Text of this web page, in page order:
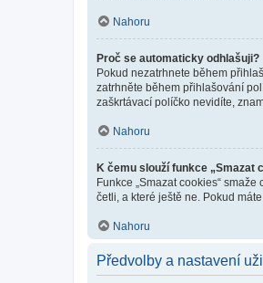
Nahoru
Proč se automaticky odhlašuji?
Pokud nezatrhnete během
zatrhněte během přihlašování
zaškrtávací políčko nevidíte,
Nahoru
K čemu slouží funkce „Smazat
Funkce „Smazat cookies“
četli, a které ještě ne. Pokud
Nahoru
Předvolby a nastavení